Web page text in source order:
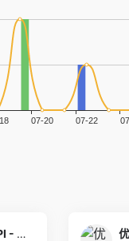
免费API - 提供免费接口调用平台